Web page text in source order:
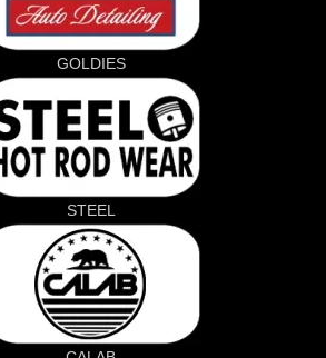
GOLDIES
STEEL